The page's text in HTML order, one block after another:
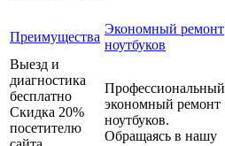
Преимущества
Экономный ремонт
ноутбуков
Выезд и
диагностика
бесплатно
Скидка 20%
посетителю
Профессиональный
экономный ремонт
ноутбуков.
Обращаясь в нашу